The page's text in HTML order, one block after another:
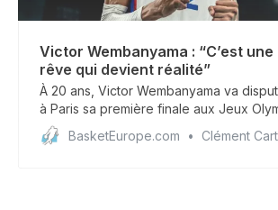
Victor Wembanyama : “C’est
rêve qui devient réalité”
À 20 ans, Victor Wembanyama va
à Paris sa première finale aux Jeux
phénomène raconte comment il a
son shoot malgré sa maladresse, son
BasketEurope.com Clément